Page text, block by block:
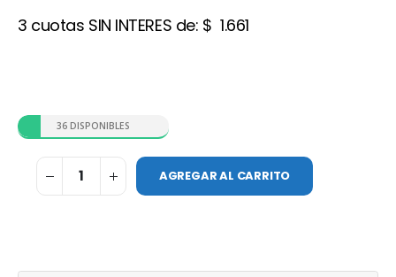
3 cuotas SIN INTERES de: $ 1.661
36 DISPONIBLES
AGREGAR AL CARRITO